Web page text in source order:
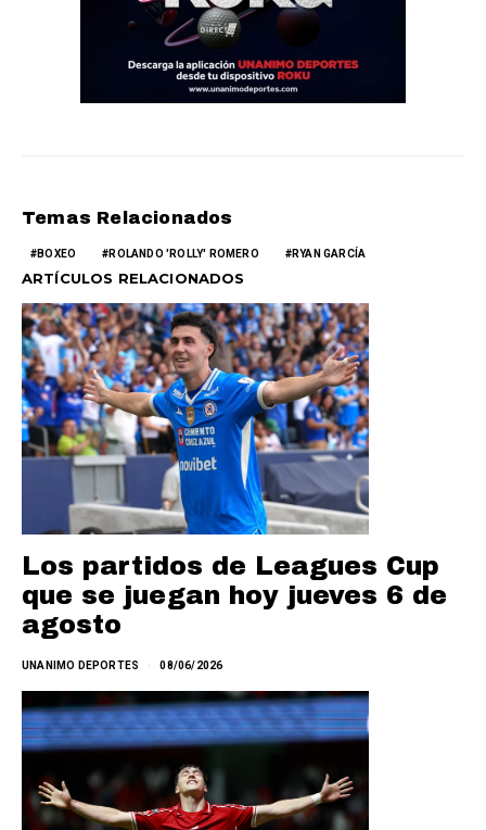
Temas Relacionados
BOXEO ROLANDO 'ROLLY' ROMERO RYAN GARCÍA
ARTÍCULOS RELACIONADOS
Los partidos de Leagues Cup
que se juegan hoy jueves 6 de
agosto
UNANIMO DEPORTES 08/06/2026